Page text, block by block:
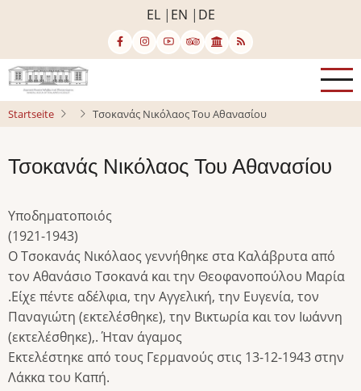
EL EN DE
Startseite Τσοκανάς Νικόλαος Του Αθανασίου
Τσοκανάς Νικόλαος Του Αθανασίου
Υποδηματοποιός
(1921-1943)
Ο Τσοκανάς Νικόλαος γεννήθηκε στα Καλάβρυτα από
τον Αθανάσιο Τσοκανά και την Θεοφανοπούλου Μαρία
.Είχε πέντε αδέλφια, την Αγγελική, την Ευγενία, τον
Παναγιώτη (εκτελέσθηκε), την Βικτωρία και τον Ιωάννη
(εκτελέσθηκε),. Ήταν άγαμος
Εκτελέστηκε από τους Γερμανούς στις 13-12-1943 στην
Λάκκα του Καπή.